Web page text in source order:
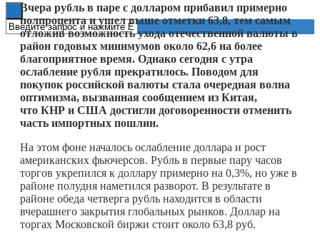
Вчера рубль в паре с долларом прибавил примерно
полпроцента и ушел выше отметки 63,8, тем самым
отложив возможность ухода отечественной валюты в
район годовых минимумов около 62,6 на более
благоприятное время. Однако сегодня с утра
ослабление рубля прекратилось. Поводом для
покупок российской валюты стала очередная волна
оптимизма, вызванная сообщением из Китая,
что КНР и США достигли договоренности отменить
часть импортных пошлин.
На этом фоне началось ослабление доллара и рост
американских фьючерсов. Рубль в первые пару часов
торгов укрепился к доллару примерно на 0,3%, но уже в
районе полудня наметился разворот. В результате в
районе обеда четверга рубль находится в области
вчерашнего закрытия глобальных рынков. Доллар на
торгах Московской биржи стоит около 63,8 руб.